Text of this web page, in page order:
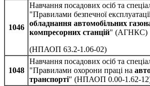
1046
Навчання посадових осіб та
"Правилами безпечної
обладнання автомобільних
компресорних станцій" (АГНКС)
(НПАОП 63.2-1.06-02)
1048
Навчання посадових осіб та
"Правилами охорони праці на
транспорті" (НПАОП 0.00-1.62-